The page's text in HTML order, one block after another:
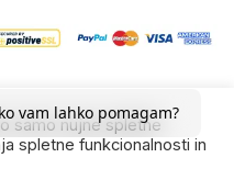
samo nujne spletne
spletne funkcionalnosti in
vam lahko pomagam?